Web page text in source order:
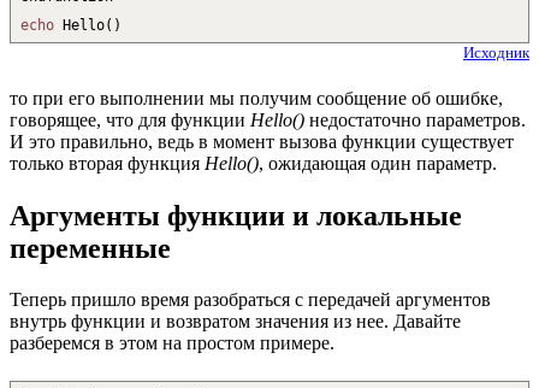
echo Hello( )
Исходник
то при его выполнении мы получим сообщение об ошибке,
говорящее, что для функции Hello() недостаточно параметров.
И это правильно, ведь в момент вызова функции существует
только вторая функция Hello(), ожидающая один параметр.
Аргументы функции и локальные
переменные
Теперь пришло время разобраться с передачей аргументов
внутрь функции и возвратом значения из нее. Давайте
разберемся в этом на простом примере.